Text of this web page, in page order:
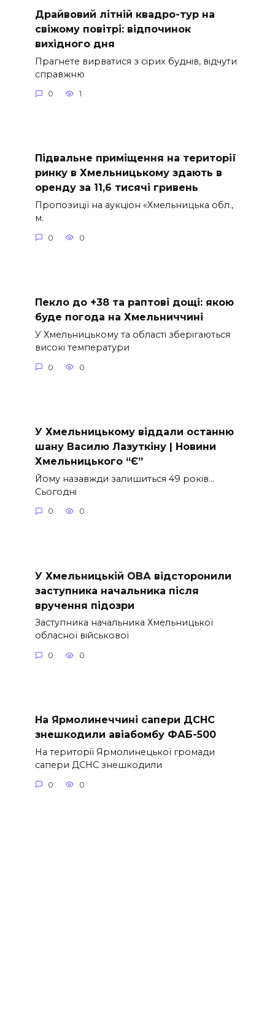
Драйвовий літній квадро-тур на
свіжому повітрі: відпочинок
вихідного дня
Прагнете вирватися з сірих буднів, відчути
справжню
0 1
Підвальне приміщення на території
ринку в Хмельницькому здають в
оренду за 11,6 тисячі гривень
Пропозиції на аукціон «Хмельницька обл.,
м.
0 0
Пекло до +38 та раптові дощі: якою
буде погода на Хмельниччині
У Хмельницькому та області зберігаються
високі температури
0 0
У Хмельницькому віддали останню
шану Василю Лазуткіну | Новини
Хмельницького “Є”
Йому назавжди залишиться 49 років…
Сьогодні
0 0
У Хмельницькій ОВА відсторонили
заступника начальника після
вручення підозри
Заступника начальника Хмельницької
обласної військової
0 0
На Ярмолинеччині сапери ДСНС
знешкодили авіабомбу ФАБ-500
На території Ярмолинецької громади
сапери ДСНС знешкодили
0 0